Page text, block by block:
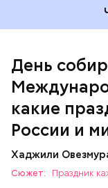
День
какие
России и
Хаджили
Сюжет:
Праздник